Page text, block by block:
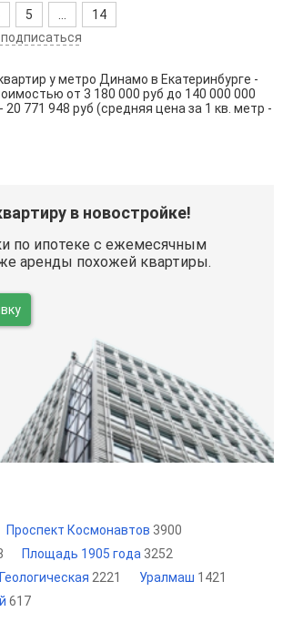
5
14
у метро Динамо в Екатеринбурге -
от 3 180 000 руб до 140 000 000
20 771 948 руб (средняя цена за 1 кв. метр -
в новостройке!
по ипотеке с ежемесячным
аренды похожей квартиры.
Проспект Космонавтов 3900
Площадь 1905 года 3252
Геологическая 2221 Уралмаш 1421
617